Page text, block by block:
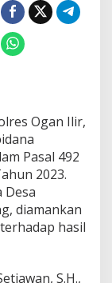
Ogan Ilir,
Pasal 492
2023.
Desa
diamankan
hasil
S.H.,